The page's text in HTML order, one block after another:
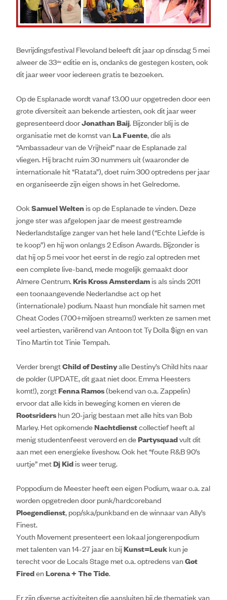
Bevrijdingsfestival Flevoland beleeft dit jaar op dinsdag 5 mei
alweer de 33ste editie en is, ondanks de gestegen kosten, ook
dit jaar weer voor iedereen gratis te bezoeken.
Op de Esplanade wordt vanaf 13.00 uur opgetreden door een
grote diversiteit aan bekende artiesten, ook dit jaar weer
gepresenteerd doorJonathan Baij. Bijzonder blij is de
organisatie met de komst vanLa Fuente, die als
“Ambassadeur van de Vrijheid” naar de Esplanade zal
vliegen. Hij bracht ruim 30 nummers uit (waaronder de
internationale hit “Ratata”), doet ruim 300 optredens per jaar
en organiseerde zijn eigen shows in het Gelredome.
OokSamuel Weltenis op de Esplanade te vinden. Deze
jonge ster was afgelopen jaar de meest gestreamde
Nederlandstalige zanger van het hele land (“Echte Liefde is
te koop”) en hij won onlangs 2 Edison Awards. Bijzonder is
dat hij op 5 mei voor het eerst in de regio zal optreden met
een complete live-band, mede mogelijk gemaakt door
Almere Centrum.Kris Kross Amsterdamis als sinds 2011
een toonaangevende Nederlandse act op het
(internationale) podium. Naast hun mondiale hit samen met
Cheat Codes (700+miljoen streams!) werkten ze samen met
veel artiesten, variërend van Antoon tot Ty Dolla $ign en van
Tino Martin tot Tinie Tempah.
Verder brengtChild of Destinyalle Destiny’s Child hits naar
de polder (UPDATE, dit gaat niet door. Emma Heesters
komt!), zorgtFenna Ramos(bekend van o.a. Zappelin)
ervoor dat alle kids in beweging komen en vieren de
Rootsridershun 20-jarig bestaan met alle hits van Bob
Marley. Het opkomendeNachtdienstcollectief heeft al
menig studentenfeest veroverd en dePartysquadvult dit
aan met een energieke liveshow. Ook het “foute R&B 90’s
uurtje” metDj Kidis weer terug.
Poppodium de Meester heeft een eigen Podium, waar o.a. zal
worden opgetreden door punk/hardcoreband
Ploegendienst, pop/ska/punkband en de winnaar van Ally’s
Finest.
Youth Movement presenteert een lokaal jongerenpodium
met talenten van 14-27 jaar en bijKunst=Leukkun je
terecht voor de Locals Stage met o.a. optredens vanGot
FiredenLorena + The Tide.
Er zijn diverse activiteiten die aansluiten bij de thematiek van